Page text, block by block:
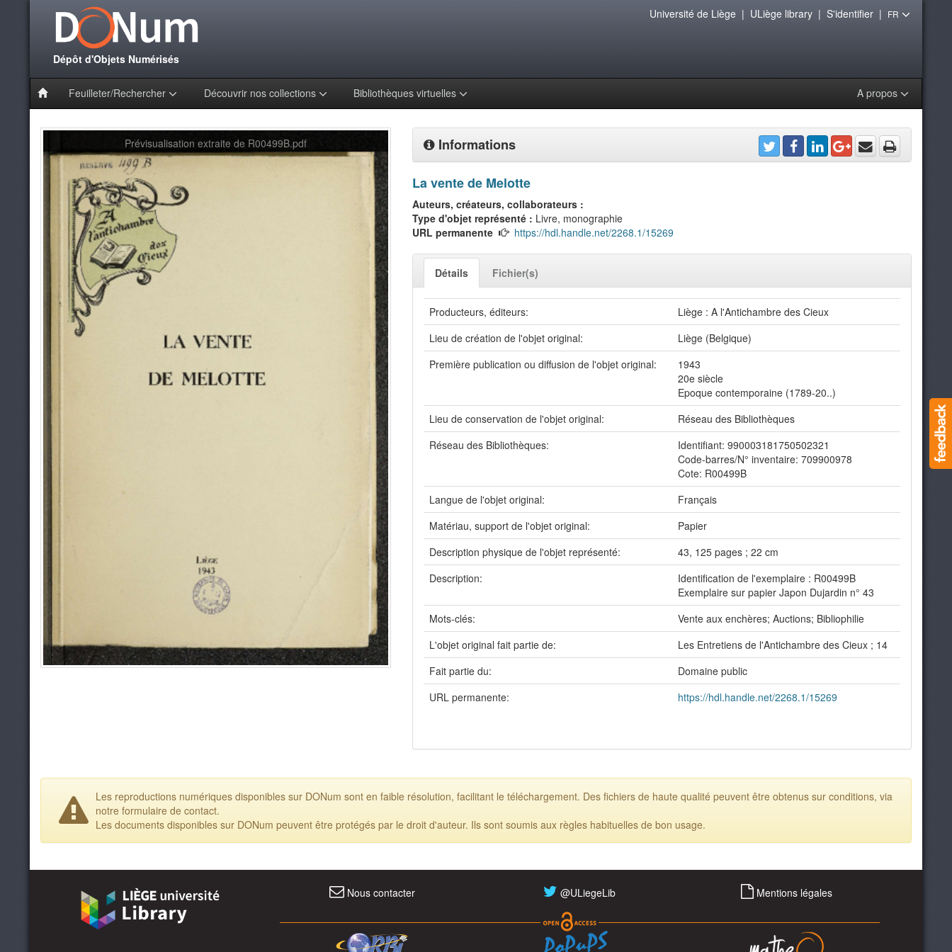
Dépôt d'Objets Numérisés
Feuilleter/Rechercher Découvrir nos collections Bibliothèques virtuelles A propos
Université de Liège| ULiège library| S'identifier| FR
Prévisualisation extraite de R00499B.pdf Informations
La vente de Melotte
Auteurs, créateurs, collaborateurs :
Type d'objet représenté : Livre, monographie
URL permanente
https://hdl.handle.net/2268.1/15269
Détails Fichier(s)
Producteurs, éditeurs:
Liège : A l'Antichambre des Cieux
Lieu de création de l'objet original:
Liège (Belgique)
Première publication ou diffusion de l'objet original:
1943
20e siècle
Epoque contemporaine (1789-20..)
Lieu de conservation de l'objet original:
Réseau des Bibliothèques
Réseau des Bibliothèques:
Identifiant: 990003181750502321
Code-barres/N° inventaire: 709900978
Cote: R00499B
Langue de l'objet original:
Français
Matériau, support de l'objet original:
Papier
Description physique de l'objet représenté:
43, 125 pages ; 22 cm
Description:
Identification de l'exemplaire : R00499B
Exemplaire sur papier Japon Dujardin n° 43
Mots-clés:
Vente aux enchères; Auctions; Bibliophilie
L'objet original fait partie de:
Les Entretiens de l'Antichambre des Cieux ; 14
Fait partie du:
Domaine public
URL permanente:
https://hdl.handle.net/2268.1/15269
Les reproductions numériques disponibles sur DONum sont en faible résolution, facilitant le téléchargement. Des fichiers de haute qualité peuvent être obtenus sur conditions, via
notre formulaire de contact.
Les documents disponibles sur DONum peuvent être protégés par le droit d'auteur. Ils sont soumis aux règles habituelles de bon usage.
Nous contacter @ULiegeLib Mentions légales